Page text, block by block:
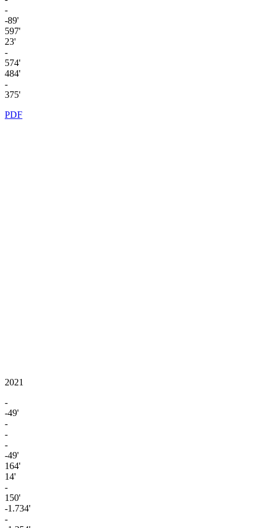
-
-89'
597'
23'
-
574'
484'
-
375'
PDF
2021
-
-49'
-
-
-
-49'
164'
14'
-
150'
-1.734'
-